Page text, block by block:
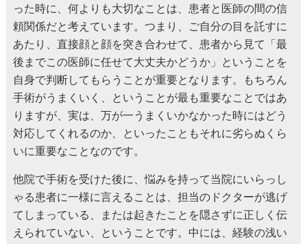
った時に、何よりも大切なことは、患者と医師の間の信
頼関係だと考えています。つまり、ご自分の目を託すに
あたり、直接顔と顔を突き合わせて、患者から見て「最
後までこの医師に任せて大丈夫かどうか」ということを
自身で判断してもらうことが重要となります。もちろん
手術がうまくいく、ということが最も重要なことではあ
りますが、実は、万が一うまくいかなかった時にはどう
対応してくれるのか、といったこともそれに劣らぬくら
いに重要なことなのです。
他院で手術を受けた後に、悩みを持って当院にいらっし
ゃる患者に一様に言えることは、担当のドクターが逃げ
てしまっている、または起きたことを隠さずに正しく伝
えられていない、ということです。中には、経験の浅い